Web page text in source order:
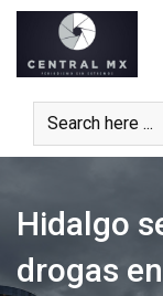
Skip
content
Hidalgo
drogas